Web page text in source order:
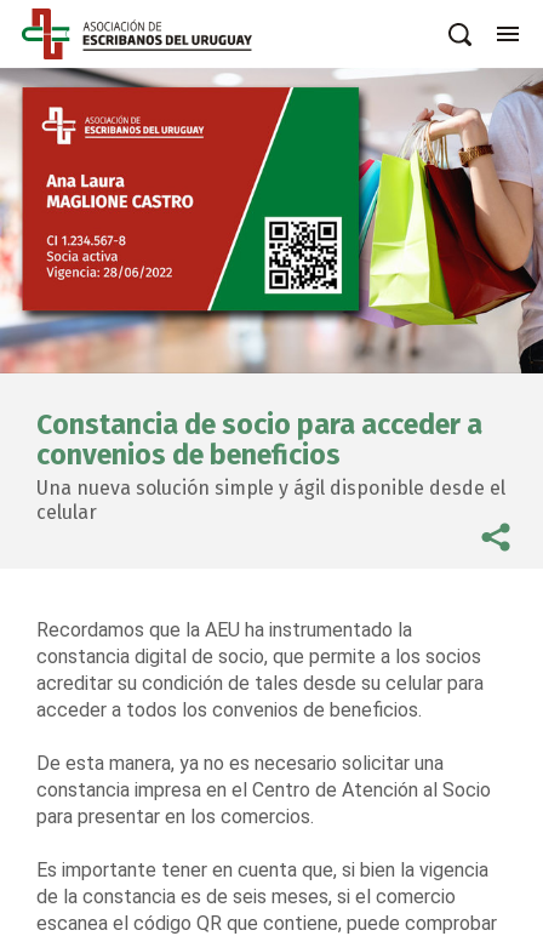
Constancia de socio para acceder a
convenios de beneficios
Una nueva solución simple y ágil disponible desde el
celular
Recordamos que la AEU ha instrumentado la
constancia digital de socio, que permite a los socios
acreditar su condición de tales desde su celular para
acceder a todos los convenios de beneficios.
De esta manera, ya no es necesario solicitar una
constancia impresa en el Centro de Atención al Socio
para presentar en los comercios.
Es importante tener en cuenta que, si bien la vigencia
de la constancia es de seis meses, si el comercio
escanea el código QR que contiene, puede comprobar